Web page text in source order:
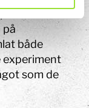
på
både
experiment
som de